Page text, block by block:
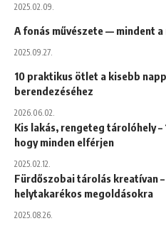
2025.02.09.
A fonás művészete — mindent
2025.09.27.
10 praktikus ötlet a kisebb
berendezéséhez
2026.06.02.
Kis lakás, rengeteg tárolóhely
hogy minden elférjen
2025.02.12.
Fürdőszobai tárolás kreatívan
helytakarékos megoldásokra
2025.08.26.